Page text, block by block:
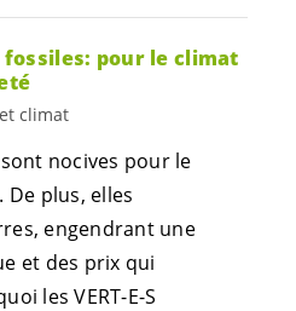
pour le climat
climat
nocives pour le
plus, elles
engendrant une
et des prix qui
lesVERT-E-S